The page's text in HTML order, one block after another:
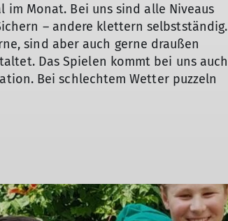
Monat. Bei uns sind alle Niveaus
– andere klettern selbstständig.
sind aber auch gerne draußen
Das Spielen kommt bei uns auch
Bei schlechtem Wetter puzzeln